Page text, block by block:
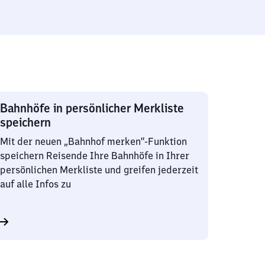
Bahnhöfe in persönlicher Merkliste
speichern
Mit der neuen „Bahnhof merken“-Funktion
speichern Reisende Ihre Bahnhöfe in Ihrer
persönlichen Merkliste und greifen jederzeit
auf alle Infos zu